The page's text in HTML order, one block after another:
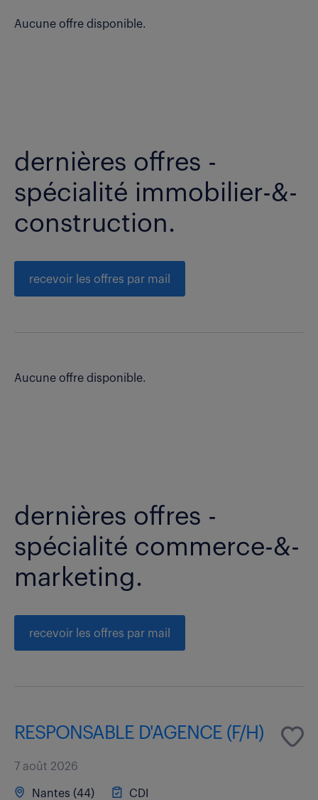
Aucune offre disponible.
dernières offres -
spécialité immobilier-&-
construction.
recevoir les offres par mail
Aucune offre disponible.
dernières offres -
spécialité commerce-&-
marketing.
recevoir les offres par mail
RESPONSABLE D'AGENCE (F/H)
7 août 2026
Nantes (44) CDI